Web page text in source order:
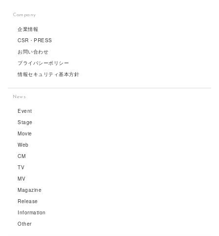
Company
企業情報
CSR・PRESS
お問い合わせ
プライバシーポリシー
情報セキュリティ基本方針
News
Event
Stage
Movie
Web
CM
TV
MV
Magazine
Release
Information
Other